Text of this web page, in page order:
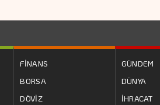
FİNANS
BORSA
DÖVİZ
GÜNDEM
DÜNYA
İHRACAT